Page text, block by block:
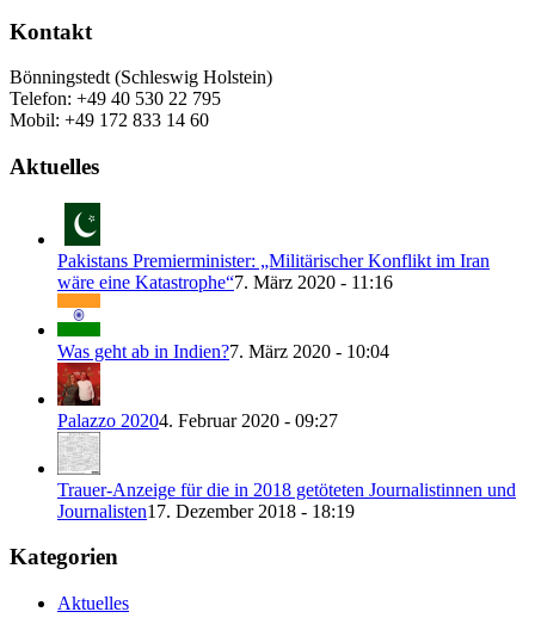
Kontakt
Bönningstedt (Schleswig Holstein)
Telefon: +49 40 530 22 795
Mobil: +49 172 833 14 60
Aktuelles
Pakistans Premierminister: „Militärischer Konflikt im Iran
wäre eine Katastrophe“7. März 2020 - 11:16
Was geht ab in Indien?7. März 2020 - 10:04
Palazzo 20204. Februar 2020 - 09:27
Trauer-Anzeige für die in 2018 getöteten Journalistinnen und
Journalisten17. Dezember 2018 - 18:19
Kategorien
Aktuelles